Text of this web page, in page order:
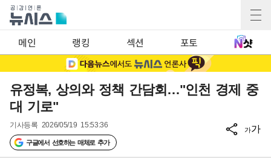
메인 랭킹 섹션 포토
유정복, 상의와 정책 간담회…"인천 경제 중
대 기로"
기사등록 2026/05/19 15:53:36
구글에서 선호하는 매체로 추가
가가